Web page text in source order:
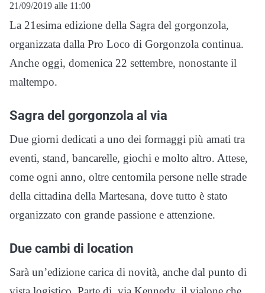
21/09/2019 alle 11:00
La 21esima edizione della Sagra del gorgonzola,
organizzata dalla Pro Loco di Gorgonzola continua.
Anche oggi, domenica 22 settembre, nonostante il
maltempo.
Sagra del gorgonzola al via
Due giorni dedicati a uno dei formaggi più amati tra
eventi, stand, bancarelle, giochi e molto altro. Attese,
come ogni anno, oltre centomila persone nelle strade
della cittadina della Martesana, dove tutto è stato
organizzato con grande passione e attenzione.
Due cambi di location
Sarà un’edizione carica di novità, anche dal punto di